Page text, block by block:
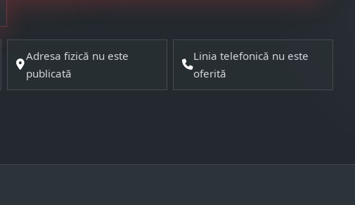
Adresa fizică nu este
publicată
Linia telefonică nu este
oferită